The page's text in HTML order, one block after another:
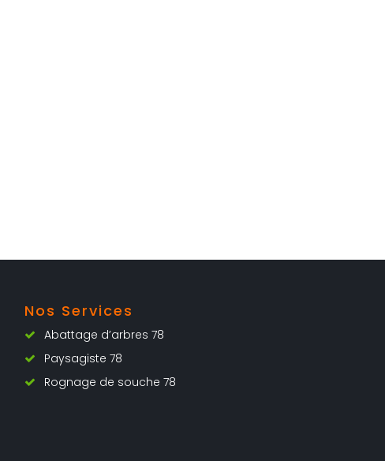
Nos Services
Abattage d’arbres 78
Paysagiste 78
Rognage de souche 78